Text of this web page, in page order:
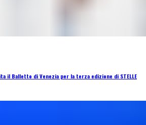
il Balletto di Venezia per la terza edizione di STELLE